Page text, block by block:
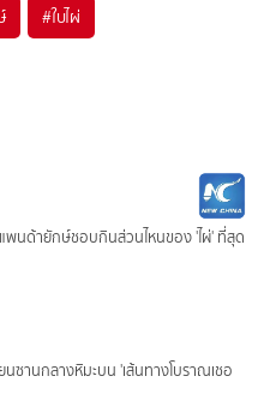
#ใบไผ่
พนด้ายักษ์ชอบกินส่วนไหนของ 'ไผ่' ที่สุด
ยนซานกลางหิมะบน 'เส้นทางโบราณเชอ